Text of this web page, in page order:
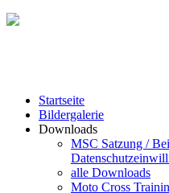
Startseite
Bildergalerie
Downloads
MSC Satzung /
alle Downloads
Moto Cross